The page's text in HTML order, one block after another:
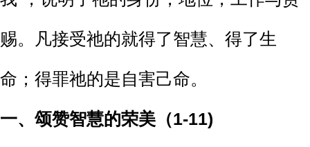
赐。凡接受祂的就得了智慧、得了生
命；得罪祂的是自害己命。
一、 颂赞智慧的荣美（1-11)